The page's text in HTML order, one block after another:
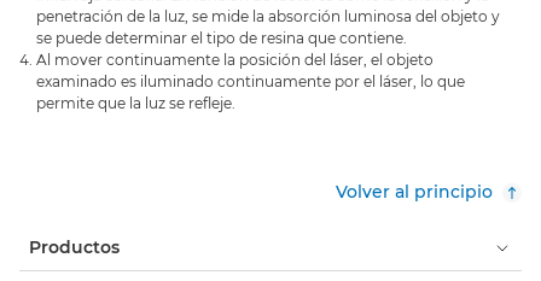
penetración de la luz, se mide la absorción luminosa del objeto y
se puede determinar el tipo de resina que contiene.
Al mover continuamente la posición del láser, el objeto
examinado es iluminado continuamente por el láser, lo que
permite que la luz se refleje.
Volver al principio
Productos